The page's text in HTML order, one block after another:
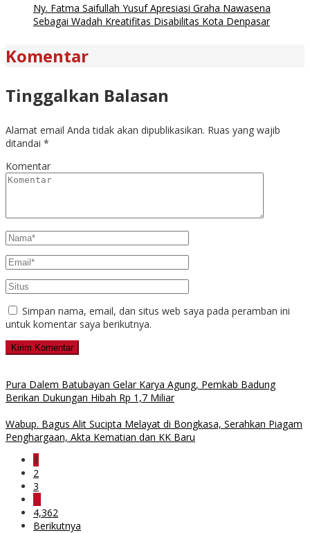
Ny. Fatma Saifullah Yusuf Apresiasi Graha Nawasena
Sebagai Wadah Kreatifitas Disabilitas Kota Denpasar
Komentar
Tinggalkan Balasan
Alamat email Anda tidak akan dipublikasikan. Ruas yang wajib
ditandai *
Komentar
Simpan nama, email, dan situs web saya pada peramban ini
untuk komentar saya berikutnya.
Pura Dalem Batubayan Gelar Karya Agung, Pemkab Badung
Berikan Dukungan Hibah Rp 1,7 Miliar
Wabup. Bagus Alit Sucipta Melayat di Bongkasa, Serahkan Piagam
Penghargaan, Akta Kematian dan KK Baru
1
2
3
…
4,362
Berikutnya